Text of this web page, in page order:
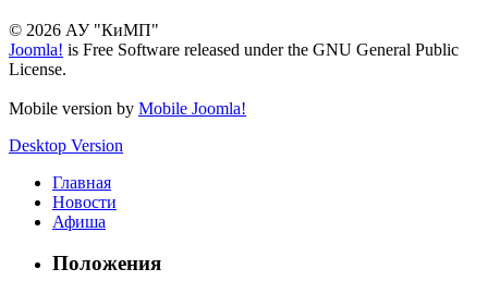
© 2026 АУ "КиМП"
Joomla! is Free Software released under the GNU General Public
License.
Mobile version by Mobile Joomla!
Desktop Version
Главная
Новости
Афиша
Положения